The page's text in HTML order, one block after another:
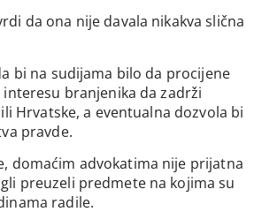
da ona nije davala nikakva slična
bi na sudijama bilo da procijene
branjenika da zadrži
Hrvatske, a eventualna dozvola bi
pravde.
domaćim advokatima nije prijatna
preuzeli predmete na kojima su
radile.